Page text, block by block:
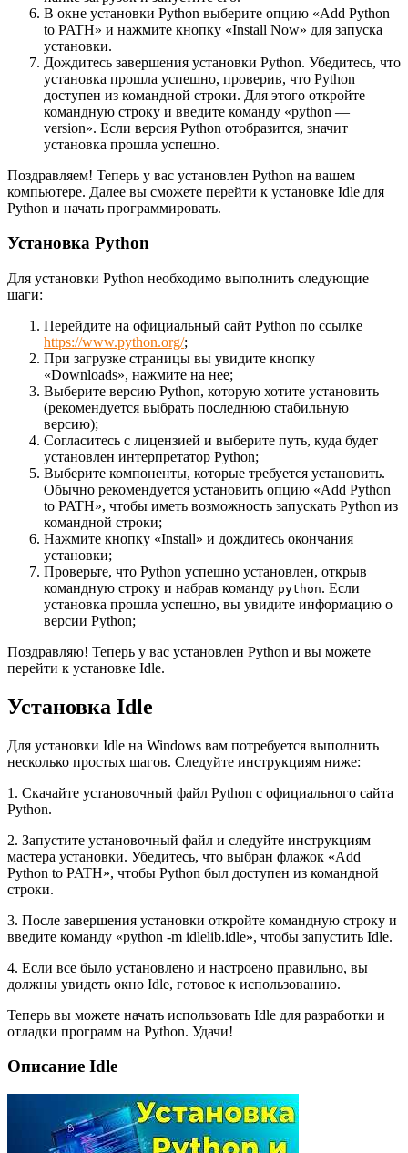
В окне установки Python выберите опцию «Add Python
to PATH» и нажмите кнопку «Install Now» для запуска
установки.
Дождитесь завершения установки Python. Убедитесь, что
установка прошла успешно, проверив, что Python
доступен из командной строки. Для этого откройте
командную строку и введите команду «python —
version». Если версия Python отобразится, значит
установка прошла успешно.
Поздравляем! Теперь у вас установлен Python на вашем
компьютере. Далее вы сможете перейти к установке Idle для
Python и начать программировать.
Установка Python
Для установки Python необходимо выполнить следующие
шаги:
Перейдите на официальный сайт Python по ссылке
https://www.python.org/;
При загрузке страницы вы увидите кнопку
«Downloads», нажмите на нее;
Выберите версию Python, которую хотите установить
(рекомендуется выбрать последнюю стабильную
версию);
Согласитесь с лицензией и выберите путь, куда будет
установлен интерпретатор Python;
Выберите компоненты, которые требуется установить.
Обычно рекомендуется установить опцию «Add Python
to PATH», чтобы иметь возможность запускать Python из
командной строки;
Нажмите кнопку «Install» и дождитесь окончания
установки;
Проверьте, что Python успешно установлен, открыв
командную строку и набрав команду python. Если
установка прошла успешно, вы увидите информацию о
версии Python;
Поздравляю! Теперь у вас установлен Python и вы можете
перейти к установке Idle.
Установка Idle
Для установки Idle на Windows вам потребуется выполнить
несколько простых шагов. Следуйте инструкциям ниже:
1. Скачайте установочный файл Python с официального сайта
Python.
2. Запустите установочный файл и следуйте инструкциям
мастера установки. Убедитесь, что выбран флажок «Add
Python to PATH», чтобы Python был доступен из командной
строки.
3. После завершения установки откройте командную строку и
введите команду «python -m idlelib.idle», чтобы запустить Idle.
4. Если все было установлено и настроено правильно, вы
должны увидеть окно Idle, готовое к использованию.
Теперь вы можете начать использовать Idle для разработки и
отладки программ на Python. Удачи!
Описание Idle